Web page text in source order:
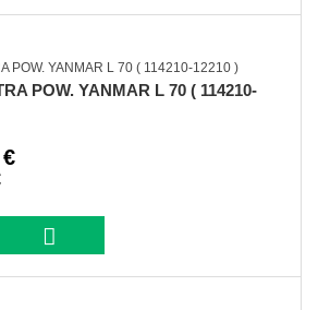
POW. YANMAR L 70 ( 114210-